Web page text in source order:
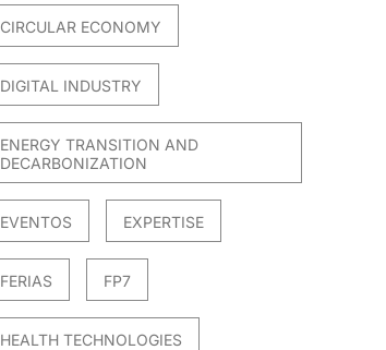
CIRCULAR ECONOMY
DIGITAL INDUSTRY
ENERGY TRANSITION AND
DECARBONIZATION
EVENTOS EXPERTISE
FERIAS FP7
HEALTH TECHNOLOGIES